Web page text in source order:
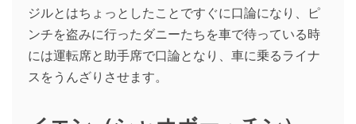
ジルとはちょっとしたことですぐに口論になり、ピ
ンチを盗みに行ったダニーたちを車で待っている時
には運転席と助手席で口論となり、車に乗るライナ
スをうんざりさせます。